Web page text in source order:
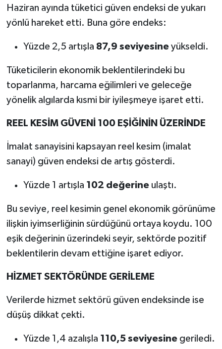
Haziran ayında tüketici güven endeksi de yukarı
yönlü hareket etti. Buna göre endeks:
Yüzde 2,5 artışla 87,9 seviyesineyükseldi.
Tüketicilerin ekonomik beklentilerindeki bu
toparlanma, harcama eğilimleri ve geleceğe
yönelik algılarda kısmi bir iyileşmeye işaret etti.
REEL KESİM GÜVENİ 100 EŞİĞİNİN ÜZERİNDE
İmalat sanayisini kapsayan reel kesim (imalat
sanayi) güven endeksi de artış gösterdi.
Yüzde 1 artışla 102 değerineulaştı.
Bu seviye, reel kesimin genel ekonomik görünüme
ilişkin iyimserliğinin sürdüğünü ortaya koydu. 100
eşik değerinin üzerindeki seyir, sektörde pozitif
beklentilerin devam ettiğine işaret ediyor.
HİZMET SEKTÖRÜNDE GERİLEME
Verilerde hizmet sektörü güven endeksinde ise
düşüş dikkat çekti.
Yüzde 1,4 azalışla 110,5 seviyesinegeriledi.